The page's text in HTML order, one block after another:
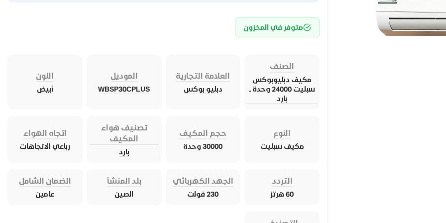
متوفر في المخزون
الصنف
مكيف دبليوبوكس
سبليت 24000 وحدة ــ
بارد
العلامة التجارية
دبليو بوكس
الموديل
WBSP30CPLUS
اللون
أبيض
النوع
مكيف سبليت
حجم المكيف
30000 وحدة
تصنيف هواء
المكيف
بارد
اتجاه الهواء
رباعي الاتجاهات
التردد
60 هرتز
الجهد الكهربائي
230 فولت
بلد المنشأ
الصين
الضمان الشامل
عامين